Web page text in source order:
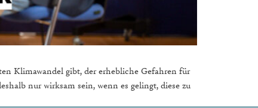
Klimawandel gibt, der erhebliche Gefahren für
nur wirksam sein, wenn es gelingt, diese zu